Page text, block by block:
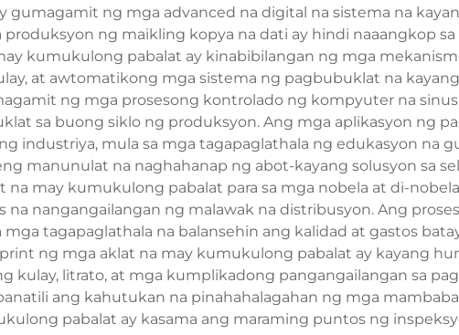
gumagamit ng mga advanced na digital na sistema na
produksyon ng maikling kopya na dati ay hindi naaangkop
kumukulong pabalat ay kinabibilangan ng mga
at awtomatikong mga sistema ng pagbubuklat na
ng mga prosesong kontrolado ng kompyuter na
sa buong siklo ng produksyon. Ang mga aplikasyon ng
industriya, mula sa mga tagapaglathala ng edukasyon
manunulat na naghahanap ng abot-kayang solusyon sa
na may kumukulong pabalat para sa mga nobela at di-
nangangailangan ng malawak na distribusyon. Ang
mga tagapaglathala na balansehin ang kalidad at gastos
ng mga aklat na may kumukulong pabalat ay kayang
kulay, litrato, at mga kumplikadong pangangailangan sa
ang kahutukan na pinahahalagahan ng mga
pabalat ay kasama ang maraming puntos ng